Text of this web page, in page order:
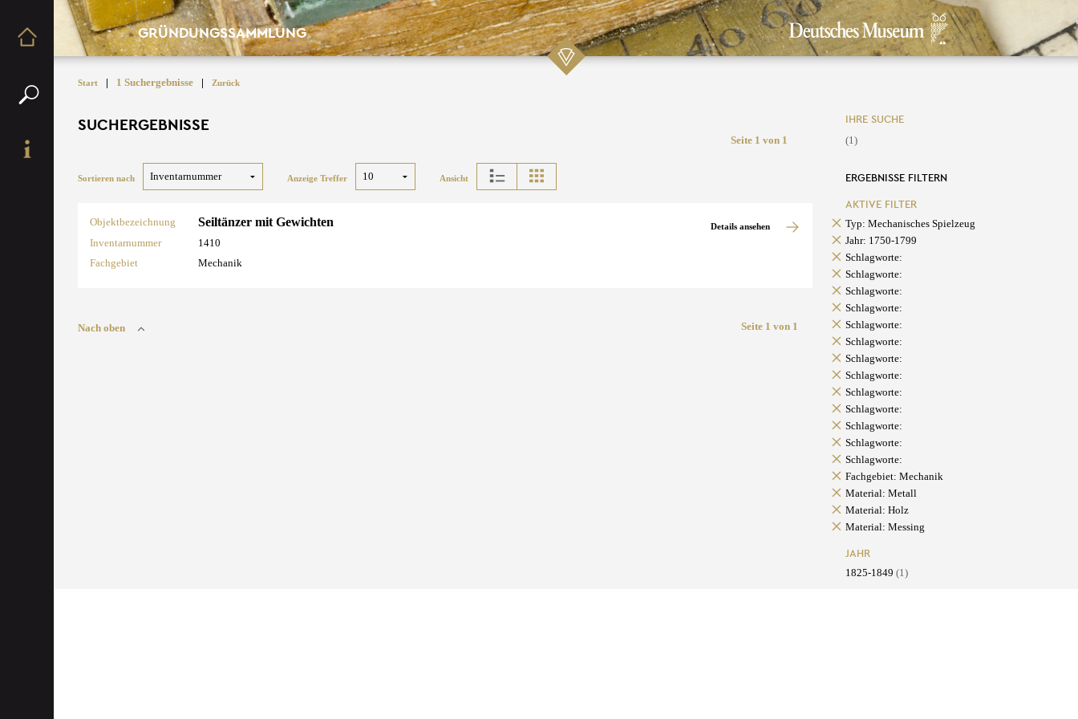
GRÜNDUNGSSAMMLUNG
Start | 1 Suchergebnisse | Zurück
SUCHERGEBNISSE
Seite 1 von 1
Sortieren nach Anzeige Treffer Ansicht
Objektbezeichnung Seiltänzer mit Gewichten
Inventarnummer
1410
Fachgebiet
Mechanik
Details ansehen
Nach oben Seite 1 von 1
IHRE SUCHE
(1)
ERGEBNISSE FILTERN
AKTIVE FILTER
Typ: Mechanisches Spielzeug
Jahr: 1750-1799
Schlagworte:
Schlagworte:
Schlagworte:
Schlagworte:
Schlagworte:
Schlagworte:
Schlagworte:
Schlagworte:
Schlagworte:
Schlagworte:
Schlagworte:
Schlagworte:
Schlagworte:
Fachgebiet: Mechanik
Material: Metall
Material: Holz
Material: Messing
JAHR
1825-1849 (1)